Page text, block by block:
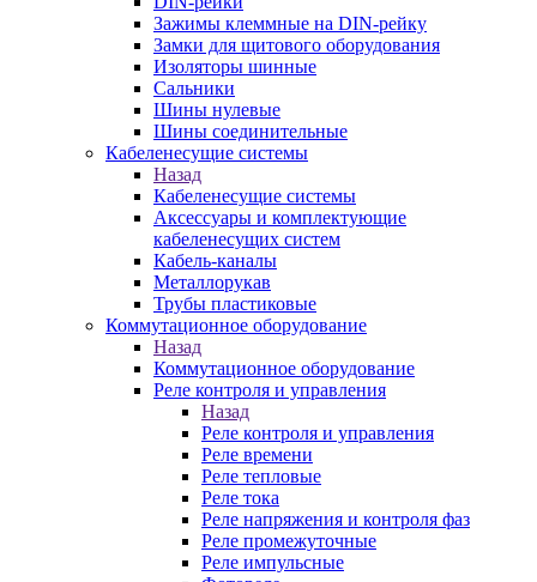
Зажимы клеммные на DIN-рейку
Замки для щитового оборудования
Изоляторы шинные
Сальники
Шины нулевые
Шины соединительные
Кабеленесущие системы
Назад
Кабеленесущие системы
Аксессуары и комплектующие
кабеленесущих систем
Кабель-каналы
Металлорукав
Трубы пластиковые
Коммутационное оборудование
Назад
Коммутационное оборудование
Реле контроля и управления
Назад
Реле контроля и управления
Реле времени
Реле тепловые
Реле тока
Реле напряжения и контроля фаз
Реле промежуточные
Реле импульсные